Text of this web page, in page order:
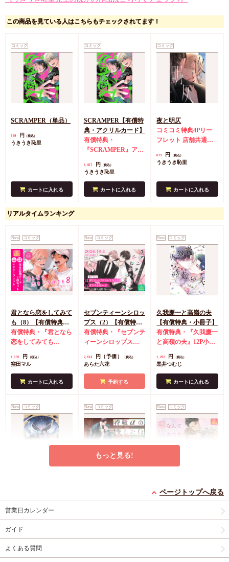
この商品を見ている人はこちらもチェックされてます！
コミック
SCRAMPER（単品）
819 円 （税込）
うきうき恥里
カートに入れる
コミック
SCRAMPER【有償特
典・アクリルカード】
有償特典・
『SCRAMPER』アク
1,457 円 （税込）
うきうき恥里
カートに入れる
コミック
夜と明仄
コミコミ特典4Pリー
フレット 店舗共通特
819 円 （税込）
うきうき恥里
カートに入れる
リアルタイムランキング
New コミック
君となら恋をしてみて
も（8）【有償特典・
学生証風カード2枚セ
ット】
有償特典・『君となら
恋をしてみても
ド2枚セット
1,892 円 （税込）
窪田マル
カートに入れる
New コミック
セブンティーンシロッ
プス（2）【有償特
典・ダイカットアクリ
ルスタンド】
有償特典・『セブンテ
ィーンシロップス
クリルスタンド
店舗共通特典ペー
パー
2,134 円（予価） （税込）
あらた六花
予約する
New コミック
久我慶一と高嶺の夫
【有償特典・小冊子】
有償特典・『久我慶一
と高嶺の夫』12P小冊
ーフレット
1,298 円 （税込）
黒井つむじ
カートに入れる
New コミック
冊子】
有償特典・『灯台守と
かもめの子（3）』
12P小冊子
1,408
吾妻香夜
カートに入れる
New コミック
フレット
New コミック
償特典・小冊子】
有償特典・『恋なんて
コミコミ特典4Pリー
もっと見る!
ページトップへ戻る
営業日カレンダー
ガイド
よくある質問